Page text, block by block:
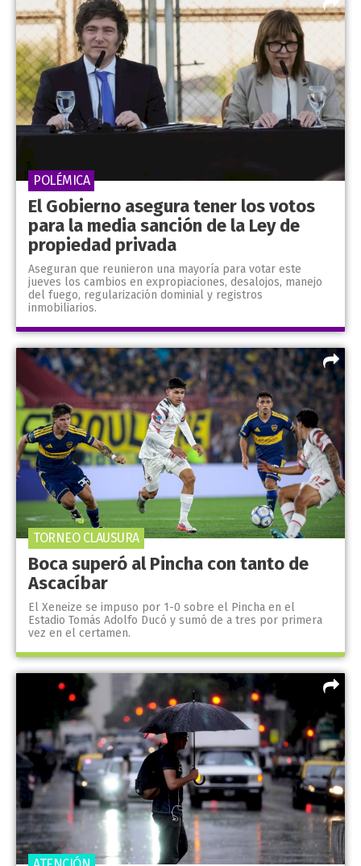
El Gobierno asegura tener los votos
para la media sanción de la Ley de
propiedad privada
Aseguran que reunieron una mayoría para votar este
jueves los cambios en expropiaciones, desalojos, manejo
del fuego, regularización dominial y registros
inmobiliarios.
POLÉMICA
Boca superó al Pincha con tanto de
Ascacíbar
El Xeneize se impuso por 1-0 sobre el Pincha en el
Estadio Tomás Adolfo Ducó y sumó de a tres por primera
vez en el certamen.
TORNEO CLAUSURA